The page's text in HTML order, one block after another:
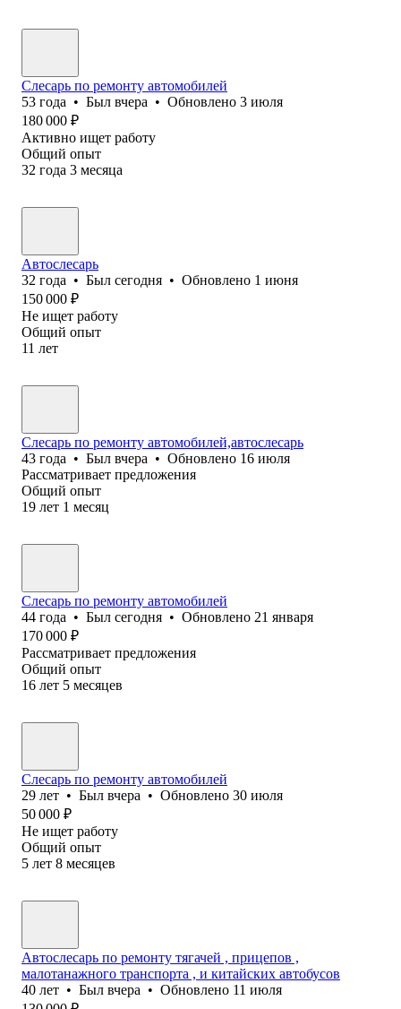
Слесарь по ремонту автомобилей
53 года • Был вчера • Обновлено 3 июля
180 000 ₽
Активно ищет работу
Общий опыт
32 года 3 месяца
Автослесарь
32 года • Был сегодня • Обновлено 1 июня
150 000 ₽
Не ищет работу
Общий опыт
11 лет
Слесарь по ремонту автомобилей,автослесарь
43 года • Был вчера • Обновлено 16 июля
Рассматривает предложения
Общий опыт
19 лет 1 месяц
Слесарь по ремонту автомобилей
44 года • Был сегодня • Обновлено 21 января
170 000 ₽
Рассматривает предложения
Общий опыт
16 лет 5 месяцев
Слесарь по ремонту автомобилей
29 лет • Был вчера • Обновлено 30 июля
50 000 ₽
Не ищет работу
Общий опыт
5 лет 8 месяцев
Автослесарь по ремонту тягачей , прицепов ,
малотанажного транспорта , и китайских автобусов
40 лет • Был вчера • Обновлено 11 июля